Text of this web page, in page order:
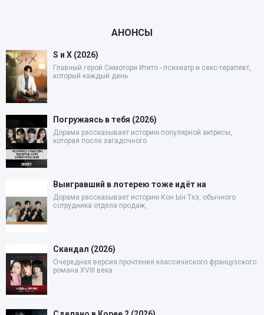
АНОНСЫ
S и X (2026)
Главный герой Симотори Итито - психиатр и секс-терапевт,
который каждый день
Погружаясь в тебя (2026)
Дорама рассказывает историю популярной актрисы,
которая после загадочного
Выигравший в лотерею тоже идёт на
Дорама рассказывает историю Кон Ын Тхэ, обычного
сотрудника отдела продаж,
Скандал (2026)
Очередная версия прочтения классического французского
романа XVIII века